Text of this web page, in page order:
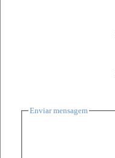
Enviar mensagem